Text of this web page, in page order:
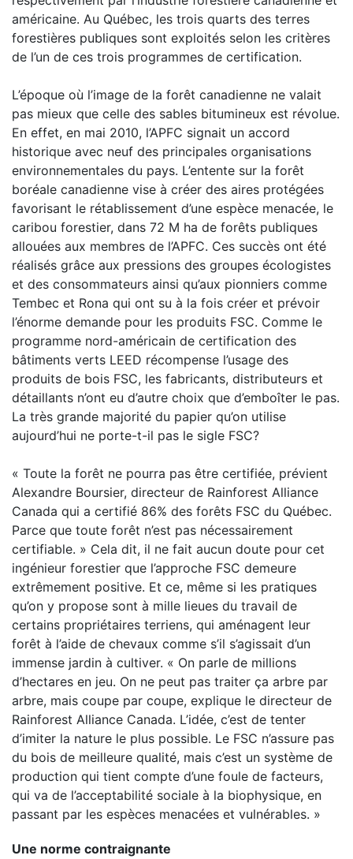
américaine. Au Québec, les trois quarts des terres
forestières publiques sont exploités selon les critères
de l’un de ces trois programmes de certification.
L’époque où l’image de la forêt canadienne ne valait
pas mieux que celle des sables bitumineux est révolue.
En effet, en mai 2010, l’APFC signait un accord
historique avec neuf des principales organisations
environnementales du pays. L’entente sur la forêt
boréale canadienne vise à créer des aires protégées
favorisant le rétablissement d’une espèce menacée, le
caribou forestier, dans 72 M ha de forêts publiques
allouées aux membres de l’APFC. Ces succès ont été
réalisés grâce aux pressions des groupes écologistes
et des consommateurs ainsi qu’aux pionniers comme
Tembec et Rona qui ont su à la fois créer et prévoir
l’énorme demande pour les produits FSC. Comme le
programme nord-américain de certification des
bâtiments verts LEED récompense l’usage des
produits de bois FSC, les fabricants, distributeurs et
détaillants n’ont eu d’autre choix que d’emboîter le pas.
La très grande majorité du papier qu’on utilise
aujourd’hui ne porte-t-il pas le sigle FSC?
« Toute la forêt ne pourra pas être certifiée, prévient
Alexandre Boursier, directeur de Rainforest Alliance
Canada qui a certifié 86% des forêts FSC du Québec.
Parce que toute forêt n’est pas nécessairement
certifiable. » Cela dit, il ne fait aucun doute pour cet
ingénieur forestier que l’approche FSC demeure
extrêmement positive. Et ce, même si les pratiques
qu’on y propose sont à mille lieues du travail de
certains propriétaires terriens, qui aménagent leur
forêt à l’aide de chevaux comme s’il s’agissait d’un
immense jardin à cultiver. « On parle de millions
d’hectares en jeu. On ne peut pas traiter ça arbre par
arbre, mais coupe par coupe, explique le directeur de
Rainforest Alliance Canada. L’idée, c’est de tenter
d’imiter la nature le plus possible. Le FSC n’assure pas
du bois de meilleure qualité, mais c’est un système de
production qui tient compte d’une foule de facteurs,
qui va de l’acceptabilité sociale à la biophysique, en
passant par les espèces menacées et vulnérables. »
Une norme contraignante